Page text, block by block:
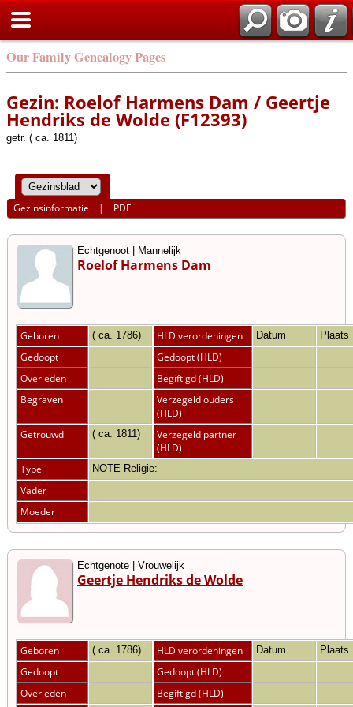
Our Family Genealogy Pages
Gezin: Roelof Harmens Dam / Geertje
Hendriks de Wolde (F12393)
getr. ( ca. 1811)
Gezinsinformatie | PDF
Echtgenoot | Mannelijk
Roelof Harmens Dam
Geboren ( ca. 1786) HLD verordeningen Datum Plaats
Gedoopt
Gedoopt (HLD)
Overleden
Begiftigd (HLD)
Begraven
Verzegeld ouders
(HLD)
Getrouwd
( ca. 1811)
Verzegeld partner
(HLD)
Type
NOTE Religie:
Vader
Moeder
Echtgenote | Vrouwelijk
Geertje Hendriks de Wolde
Geboren ( ca. 1786) HLD verordeningen Datum Plaats
Gedoopt
Gedoopt (HLD)
Overleden
Begiftigd (HLD)